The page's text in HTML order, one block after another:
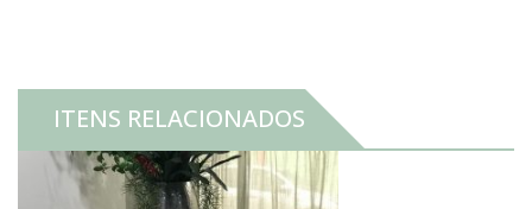
ITENS RELACIONADOS